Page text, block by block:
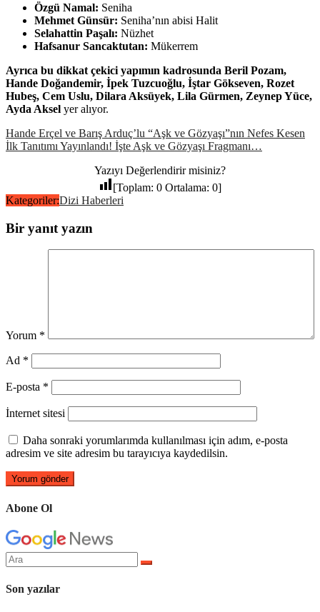
Özgü Namal: Seniha
Mehmet Günsür: Seniha’nın abisi Halit
Selahattin Paşalı: Nüzhet
Hafsanur Sancaktutan: Mükerrem
Ayrıca bu dikkat çekici yapımın kadrosunda Beril Pozam,
Hande Doğandemir, İpek Tuzcuoğlu, İştar Gökseven, Rozet
Hubeş, Cem Uslu, Dilara Aksüyek, Lila Gürmen, Zeynep Yüce,
Ayda Aksel yer alıyor.
Hande Erçel ve Barış Arduç’lu “Aşk ve Gözyaşı”nın Nefes Kesen
İlk Tanıtımı Yayınlandı! İşte Aşk ve Gözyaşı Fragmanı…
Yazıyı Değerlendirir misiniz?
[Toplam: 0 Ortalama: 0]
Kategoriler:Dizi Haberleri
Bir yanıt yazın
Yorum *
Ad *
E-posta *
İnternet sitesi
Daha sonraki yorumlarımda kullanılması için adım, e-posta
adresim ve site adresim bu tarayıcıya kaydedilsin.
Abone Ol
Arama
yap:
Son yazılar